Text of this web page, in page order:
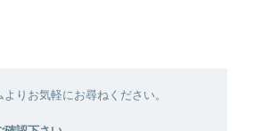
りお気軽にお尋ねください。